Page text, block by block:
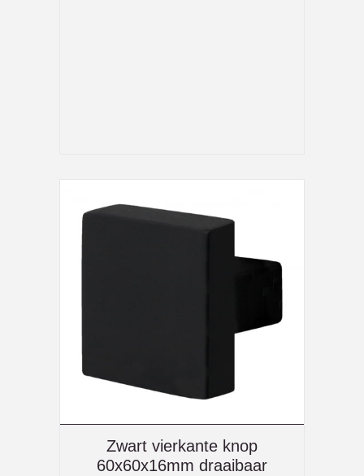
Zwart vierkante knop
60x60x16mm draaibaar